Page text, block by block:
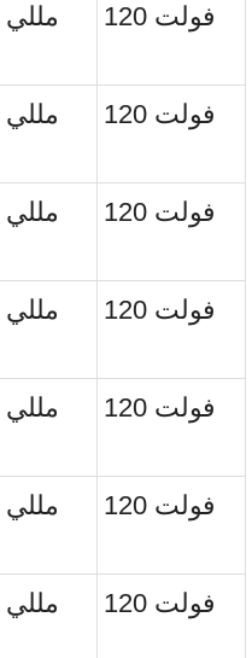
120 فولت
120 فولت
120 فولت
120 فولت
120 فولت
120 فولت
120 فولت